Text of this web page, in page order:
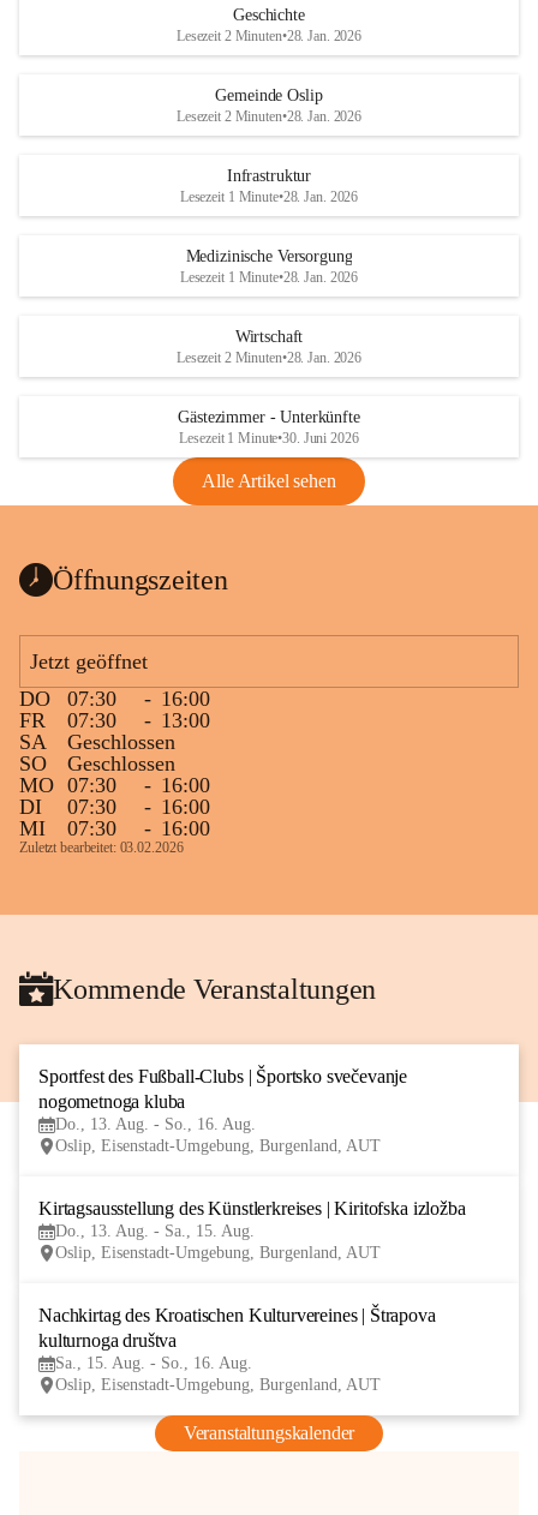
Geschichte
Lesezeit 2 Minuten•28. Jan. 2026
Gemeinde Oslip
Lesezeit 2 Minuten•28. Jan. 2026
Infrastruktur
Lesezeit 1 Minute•28. Jan. 2026
Medizinische Versorgung
Lesezeit 1 Minute•28. Jan. 2026
Wirtschaft
Lesezeit 2 Minuten•28. Jan. 2026
Gästezimmer - Unterkünfte
Lesezeit 1 Minute•30. Juni 2026
Alle Artikel sehen
Öffnungszeiten
Jetzt geöffnet
DO
07:30 - 16:00
FR
07:30 - 13:00
SA
Geschlossen
SO
Geschlossen
MO 07:30 - 16:00
DI
07:30 - 16:00
MI
07:30 - 16:00
Zuletzt bearbeitet: 03.02.2026
Kommende Veranstaltungen
Sportfest des Fußball-Clubs | Športsko svečevanje
nogometnoga kluba
Do., 13. Aug. - So., 16. Aug.
Oslip, Eisenstadt-Umgebung, Burgenland, AUT
Kirtagsausstellung des Künstlerkreises | Kiritofska izložba
Do., 13. Aug. - Sa., 15. Aug.
Oslip, Eisenstadt-Umgebung, Burgenland, AUT
Nachkirtag des Kroatischen Kulturvereines | Štrapova
kulturnoga društva
Sa., 15. Aug. - So., 16. Aug.
Oslip, Eisenstadt-Umgebung, Burgenland, AUT
Veranstaltungskalender